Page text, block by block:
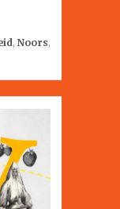
, Noors,